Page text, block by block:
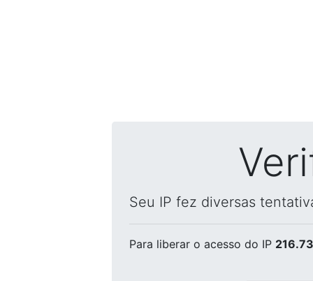
Seu IP fez diversas
Para liberar o acesso do IP